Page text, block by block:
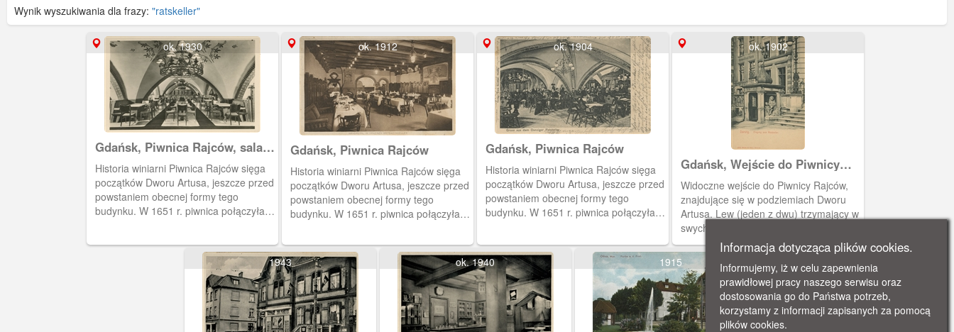
Wynik wyszukiwania dla frazy: "ratskeller"
ok. 1930
Gdańsk, Piwnica Rajców, sala
piwna
Historia winiarni Piwnica Rajców sięga
początków Dworu Artusa, jeszcze przed
powstaniem obecnej formy tego
budynku. W 1651 r. piwnica połączyła
ok. 1912
Gdańsk, Piwnica Rajców
Historia winiarni Piwnica Rajców sięga
początków Dworu Artusa, jeszcze przed
powstaniem obecnej formy tego
budynku. W 1651 r. piwnica połączyła
Dworu Artusa.
ok. 1904
Gdańsk, Piwnica Rajców
Historia winiarni Piwnica Rajców sięga
początków Dworu Artusa, jeszcze przed
powstaniem obecnej formy tego
budynku. W 1651 r. piwnica połączyła
ok. 1902
Gdańsk, Wejście do Piwnicy
Rajców
Widoczne wejście do Piwnicy Rajców,
znajdujące się w podziemiach Dworu
Artusa. Lew (jeden z dwu) trzymający w
swych łapach herb miasta, pojawił się w
tym miejscu w roku 1883, bowiem
wcześniej znajdował się na Bramie św.
Jakuba, która wówczas została
rozebrana.
1943 ok. 1940 1915
Informacja dotycząca plików cookies.
Informujemy, iż w celu zapewnienia
prawidłowej pracy naszego serwisu oraz
dostosowania go do Państwa potrzeb,
korzystamy z informacji zapisanych za pomocą
plików cookies.